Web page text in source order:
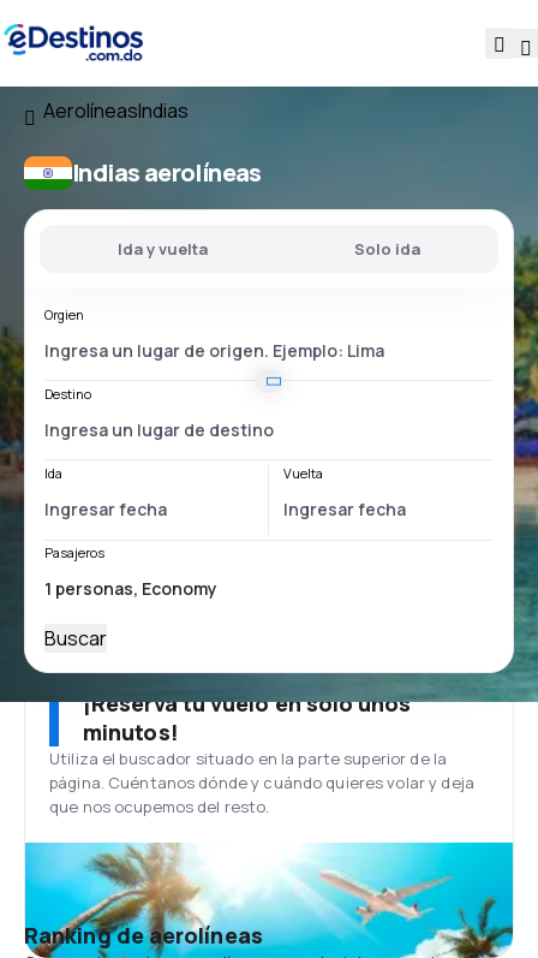
AerolíneasIndias
Indias aerolíneas
Ida y vuelta Solo ida
Orgien
Destino
Ida Vuelta
Pasajeros
Buscar
¡Reserva tu vuelo en solo unos
minutos!
Utiliza el buscador situado en la parte superior de la
página. Cuéntanos dónde y cuándo quieres volar y deja
que nos ocupemos del resto.
Ranking de aerolíneas